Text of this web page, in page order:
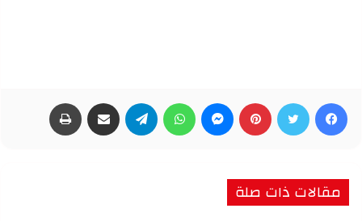
فيسبوك تويتر بينتيريست ماسنجر واتساب تيلقرام مشاركة عبر البريد
مقالات ذات صلة